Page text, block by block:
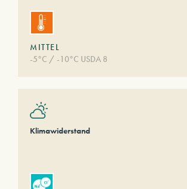
MITTEL
-5°C / -10°C USDA 8
Klimawiderstand